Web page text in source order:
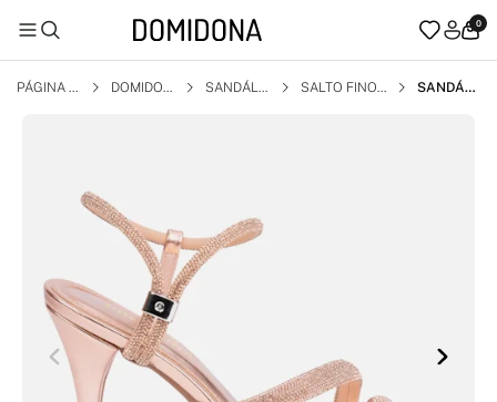
0
PÁGINA I
DOMIDON
SANDÁLI
SALTO FINO
SANDÁLI